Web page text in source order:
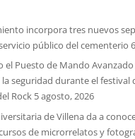
incorpora tres nuevos
público del cementerio
el Puesto de Mando Avanzado
seguridad durante el festival
Rock 5 agosto, 2026
de Villena da a
de microrrelatos y